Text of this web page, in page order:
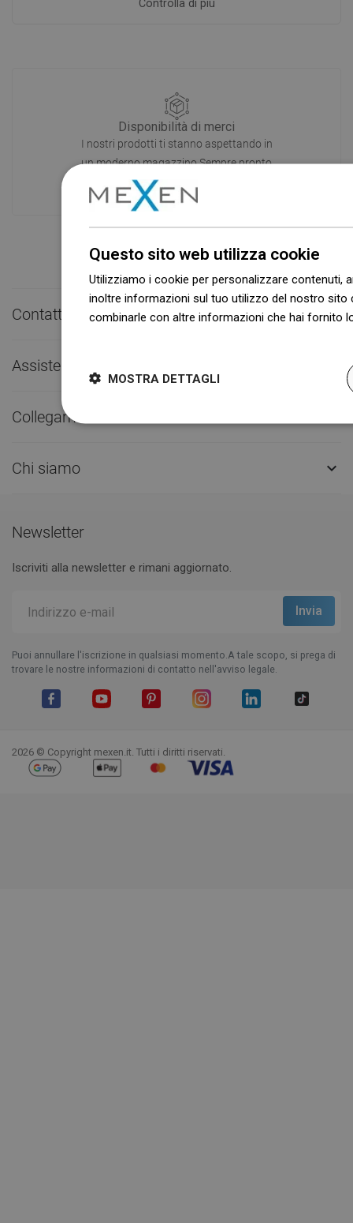
Controlla di più
Disponibilità di merci
I nostri prodotti ti stanno aspettando in
un moderno magazzino.Sempre pronto
a spedire!
Contatto rapido 
Assistenza clienti
Collegamenti utili
Chi siamo 
Newsletter
Iscriviti alla newsletter e rimani aggiornato.
Puoi annullare l'iscrizione in qualsiasi momento.A tale scopo, si prega di
trovare le nostre informazioni di contatto nell'avviso legale.
2026 © Copyright mexen.it. Tutti i diritti riservati.
Questo sito web utilizza cookie
Utilizziamo i cookie per personalizzare contenuti,
inoltre informazioni sul tuo utilizzo del nostro sito
combinarle con altre informazioni che hai fornito
MOSTRA DETTAGLI